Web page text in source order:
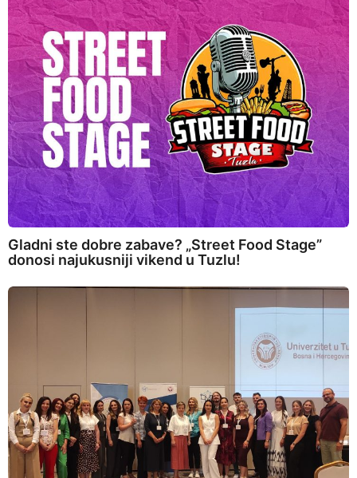
Gladni ste dobre zabave? „Street Food Stage”
donosi najukusniji vikend u Tuzlu!